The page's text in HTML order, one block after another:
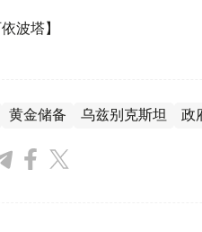
波塔】
黄金储备 乌兹别克斯坦 政